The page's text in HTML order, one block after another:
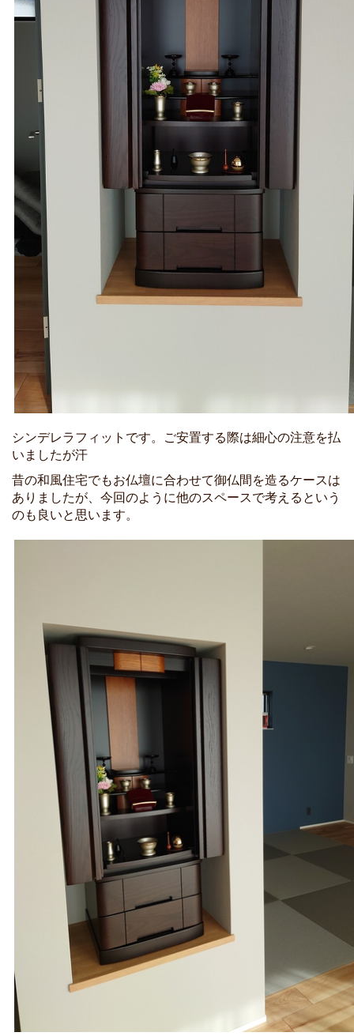
シンデレラフィットです。ご安置する際は細心の注意を払
いましたが汗
昔の和風住宅でもお仏壇に合わせて御仏間を造るケースは
ありましたが、今回のように他のスペースで考えるという
のも良いと思います。